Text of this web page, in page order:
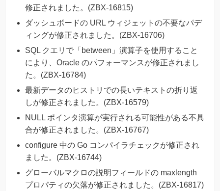
修正されました。(ZBX-16815)
ダッシュボードの URL ウィジェットの不要なパデ
ィングが修正されました。(ZBX-16706)
SQL クエリで「between」演算子を使用すること
により、Oracle のパフォーマンスが修正されまし
た。(ZBX-16784)
最新データのヒストリでの長いテキストの折り返
しが修正されました。(ZBX-16579)
NULL ポインタ演算が実行される可能性がある不具
合が修正されました。(ZBX-16767)
configure 中の Go コンパイラチェックが修正され
ました。(ZBX-16744)
グローバルマクロの説明フィールドの maxlength
プロパティの欠落が修正されました。(ZBX-16817)